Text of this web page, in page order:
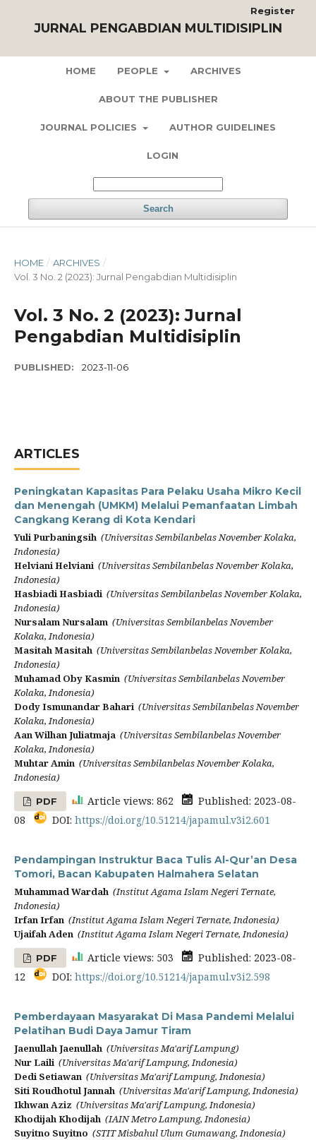
JURNAL PENGABDIAN MULTIDISIPLIN
HOME PEOPLE ARCHIVES
ABOUT THE PUBLISHER
JOURNAL POLICIES AUTHOR GUIDELINES
LOGIN
Search
Register
HOME / ARCHIVES /
Vol. 3 No. 2 (2023): Jurnal Pengabdian Multidisiplin
Vol. 3 No. 2 (2023): Jurnal
Pengabdian Multidisiplin
PUBLISHED: 2023-11-06
ARTICLES
Peningkatan Kapasitas Para Pelaku Usaha Mikro Kecil
dan Menengah (UMKM) Melalui Pemanfaatan Limbah
Cangkang Kerang di Kota Kendari
Yuli Purbaningsih (Universitas Sembilanbelas November Kolaka,
Indonesia)
Helviani Helviani (Universitas Sembilanbelas November Kolaka,
Indonesia)
Hasbiadi Hasbiadi (Universitas Sembilanbelas November Kolaka,
Indonesia)
Nursalam Nursalam (Universitas Sembilanbelas November
Kolaka, Indonesia)
Masitah Masitah (Universitas Sembilanbelas November Kolaka,
Indonesia)
Muhamad Oby Kasmin (Universitas Sembilanbelas November
Kolaka, Indonesia)
Dody Ismunandar Bahari (Universitas Sembilanbelas November
Kolaka, Indonesia)
Aan Wilhan Juliatmaja (Universitas Sembilanbelas November
Kolaka, Indonesia)
Muhtar Amin (Universitas Sembilanbelas November Kolaka,
Indonesia)
PDF Article views: 862
Published: 2023-08-
08
DOI: https://doi.org/10.51214/japamul.v3i2.601
Pendampingan Instruktur Baca Tulis Al-Qur’an Desa
Tomori, Bacan Kabupaten Halmahera Selatan
Muhammad Wardah (Institut Agama Islam Negeri Ternate,
Indonesia)
Irfan Irfan (Institut Agama Islam Negeri Ternate, Indonesia)
Ujaifah Aden (Institut Agama Islam Negeri Ternate, Indonesia)
PDF Article views: 503
Published: 2023-08-
12
DOI: https://doi.org/10.51214/japamul.v3i2.598
Pemberdayaan Masyarakat Di Masa Pandemi Melalui
Pelatihan Budi Daya Jamur Tiram
Jaenullah Jaenullah (Universitas Ma'arif Lampung)
Nur Laili (Universitas Ma'arif Lampung, Indonesia)
Dedi Setiawan (Universitas Ma'arif Lampung, Indonesia)
Siti Roudhotul Jannah (Universitas Ma'arif Lampung, Indonesia)
Ikhwan Aziz (Universitas Ma'arif Lampung, Indonesia)
Khodijah Khodijah (IAIN Metro Lampung, Indonesia)
Suyitno Suyitno (STIT Misbahul Ulum Gumawang, Indonesia)